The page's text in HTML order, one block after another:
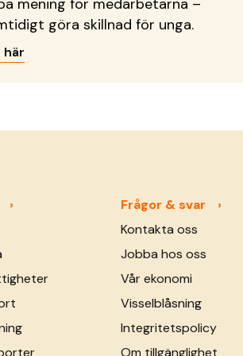
göra skillnad för unga.
här
Frågor & svar
Kontakta oss
Jobba hos oss
Vår ekonomi
Visselblåsning
Integritetspolicy
Om tillgänglighet